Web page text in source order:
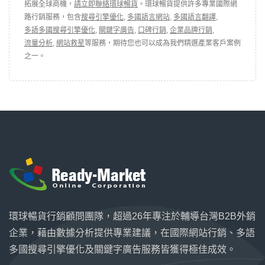
拓展全球商機， 請立即聯絡環球暢貨 。環球暢貨提供許多專業國際網
路行銷服務，包含搜尋引擎優化, 多國語言網站, 多國語言翻譯,
多語多國搜尋引擎優化, 關鍵字廣告, 口碑行銷, 企業品牌行銷,
流量分析, 網站救星等服務，期待您也可以成為我們精選產業客戶案例
之一。
環球暢貨行銷顧問團隊，超過26年專注於輔導台灣B2B外銷
企業，藉由數據分析提供專業建議，在國際網站行銷、多語
多國搜尋引擎優化及關鍵字廣告服務皆獲得極佳成效。